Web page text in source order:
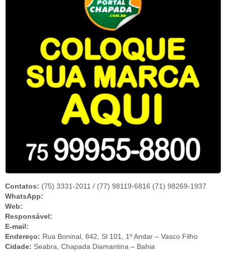
Contatos: (75) 3331-2011 / (77) 98119-6816 (71) 98269-1937
WhatsApp:
Web:
Responsável:
E-mail:
Endereço: Rua Boninal, 842, Sl 101, 1º Andar – Vasco Filho
Cidade: Seabra, Chapada Diamantina – Bahia